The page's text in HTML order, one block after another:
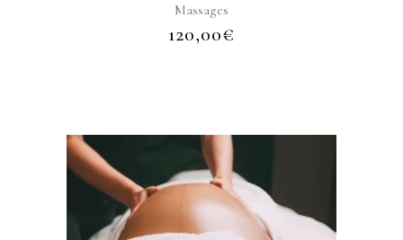
Massages
120,00€